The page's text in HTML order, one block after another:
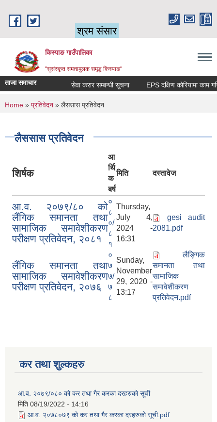
श्रम संसार
किस्पाङ गाउँपालिका
"सुसंस्कृत समतामुलक समृद्ध किस्पाङ"
ताजा समाचार सेवा करार सम्बन्धी सूचना
You are here
Home » प्रतिवेदन » लैससास प्रतिवेदन
लैससास प्रतिवेदन
शिर्षक
आ
र्थि
क
बर्ष
मिति दस्तावेज
आ.व. २०७९/८० को
लैंगिक समानता तथा
सामाजिक समावेशीकरण
परीक्षण प्रतिवेदन, २०८१
०
८
०/
८
१
Thursday,
July 4,
2024 -
16:31
gesi audit
2081.pdf
लैंगिक समानता तथा
सामाजिक समावेशीकरण
परीक्षण प्रतिवेदन, २०७६
०
७
७/
७
८
Sunday,
November
29, 2020 -
13:17
लैङ्गिक
समानता तथा
सामाजिक
समावेशीकरण
प्रतिवेदन.pdf
कर तथा शुल्कहरु
आ.व. २०७९/०८० को कर तथा गैर करका दरहरुको सूची
मिति 08/19/2022 - 14:16
आ.व. २०७८०७९ को कर तथा गैर करका दरहरुको सूची.pdf